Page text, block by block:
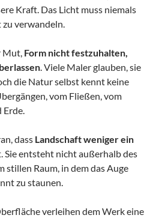
Kraft. Das Licht muss niemals
verwandeln.
Mut, Form nicht festzuhalten,
. Viele Maler glauben, sie
die Natur selbst kennt keine
vom Fließen, vom
Erde.
dass Landschaft weniger ein
Sie entsteht nicht außerhalb des
stillen Raum, in dem das Auge
zu staunen.
verleihen dem Werk eine